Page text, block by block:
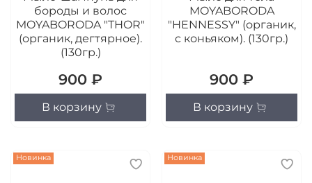
бороды и волос
MOYABORODA "THOR"
(органик, дегтярное).
(130гр.)
900 ₽
В корзину
MOYABORODA
"HENNESSY" (органик,
с коньяком). (130гр.)
900 ₽
В корзину
Новинка Новинка